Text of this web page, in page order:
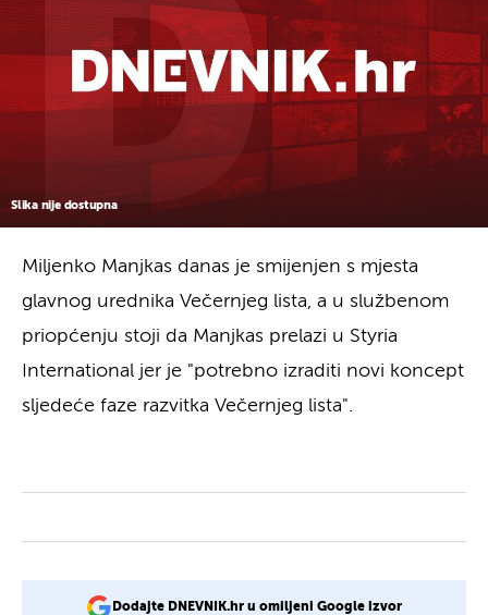
Slika nije dostupna
Miljenko Manjkas danas je smijenjen s mjesta
glavnog urednika Večernjeg lista, a u službenom
priopćenju stoji da Manjkas prelazi u Styria
International jer je "potrebno izraditi novi koncept
sljedeće faze razvitka Večernjeg lista".
Dodajte DNEVNIK.hr u omiljeni Google izvor